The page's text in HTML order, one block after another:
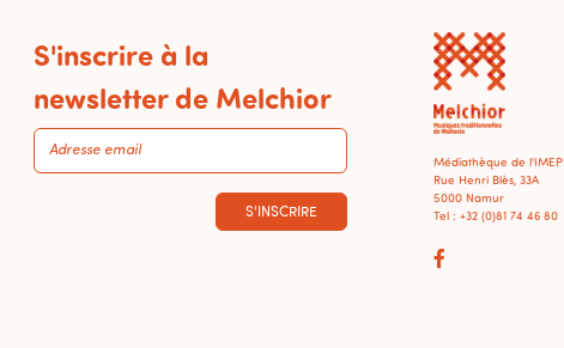
S'inscrire à la
newsletter de Melchior
S'INSCRIRE
Médiathèque de l'IMEP
Rue Henri Blès, 33A
5000 Namur
Tel : +32 (0)81 74 46 80